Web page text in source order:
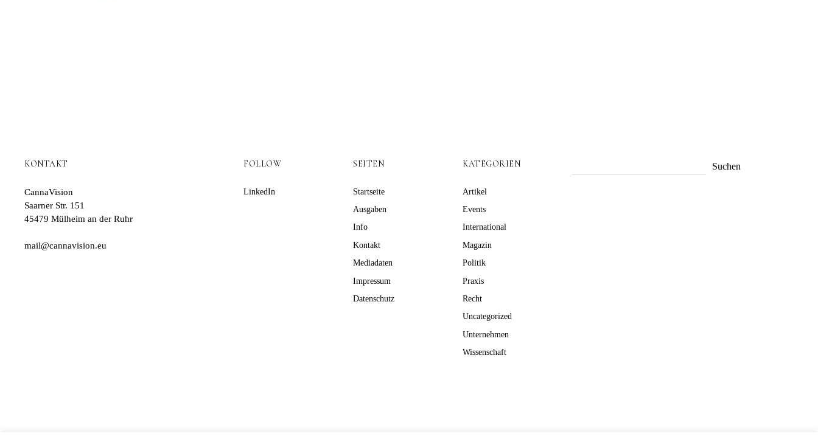
KONTAKT
CannaVision
Saarner Str. 151
45479 Mülheim an der Ruhr
mail@cannavision.eu
FOLLOW
LinkedIn
SEITEN
Startseite
Ausgaben
Info
Kontakt
Mediadaten
Impressum
Datenschutz
KATEGORIEN
Artikel
Events
International
Magazin
Politik
Praxis
Recht
Uncategorized
Unternehmen
Wissenschaft
Suchen